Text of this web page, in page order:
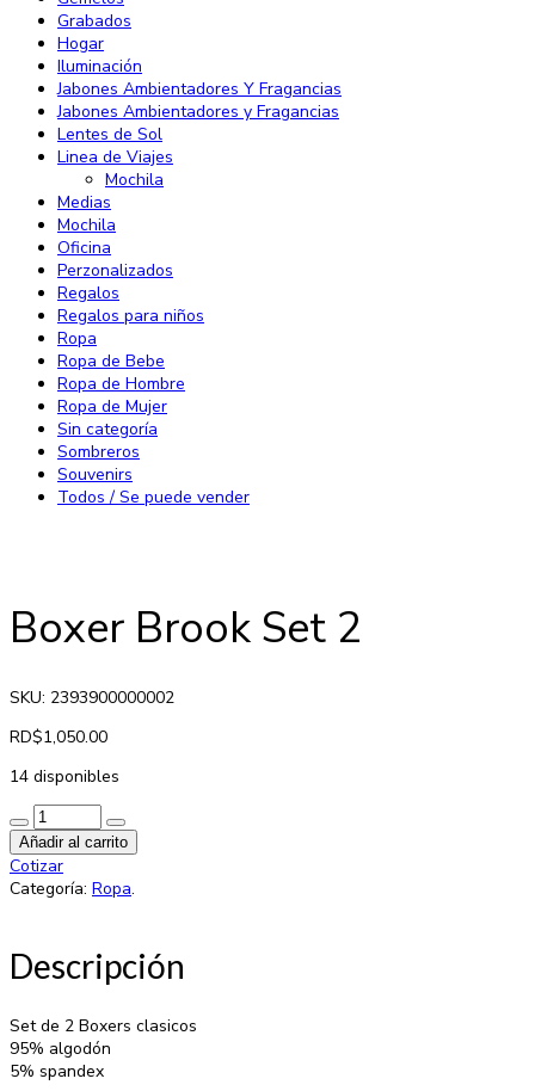
Grabados
Hogar
Iluminación
Jabones Ambientadores Y Fragancias
Jabones Ambientadores y Fragancias
Lentes de Sol
Linea de Viajes
Mochila
Medias
Mochila
Oficina
Perzonalizados
Regalos
Regalos para niños
Ropa
Ropa de Bebe
Ropa de Hombre
Ropa de Mujer
Sin categoría
Sombreros
Souvenirs
Todos / Se puede vender
Boxer Brook Set 2
SKU: 2393900000002
RD$1,050.00
14 disponibles
Añadir al carrito
Cotizar
Categoría: Ropa.
Descripción
Set de 2 Boxers clasicos
95% algodón
5% spandex